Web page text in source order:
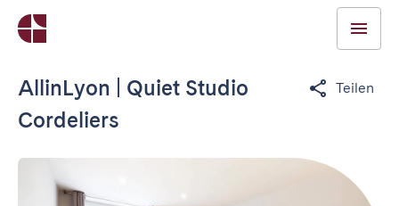
AllinLyon | Quiet Studio
Cordeliers
Teilen